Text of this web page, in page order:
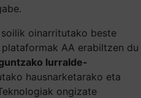
oinarritutako beste
AA erabiltzen du
lurralde-
hausnarketarako eta
ongizate